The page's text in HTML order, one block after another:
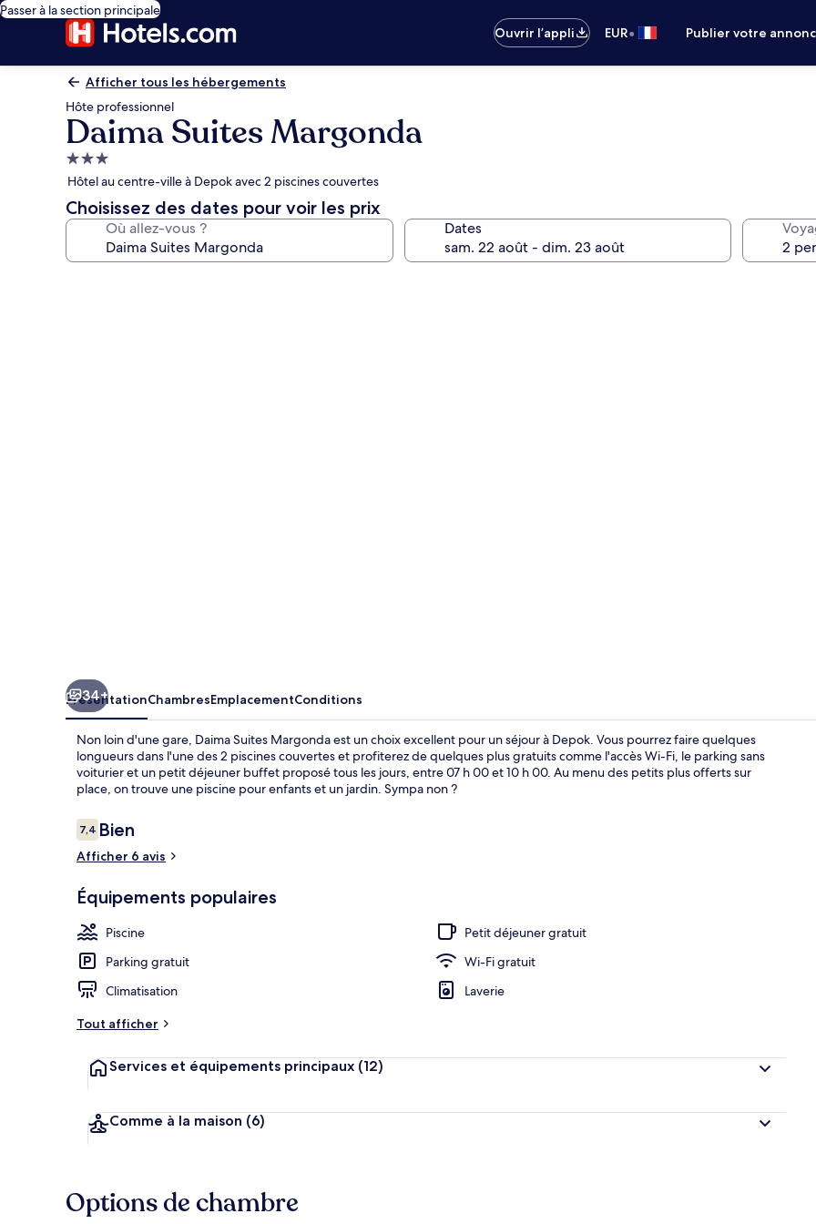
Passer à la section principale
Ouvrir l’appli
EUR• Publier votre
Afficher tous les hébergements
Hôte professionnel
Daima Suites Margonda
Hébergement
3.0 étoiles
Hôtel au centre-ville à Depok avec 2 piscines couvertes
Choisissez des dates pour voir les prix
Où allez-vous ? Dates
34+
PrésentationChambresEmplacementConditions
Non loin d'une gare, Daima Suites Margonda est un choix excellent pour un séjour à Depok. Vous pourrez faire quelques
longueurs dans l'une des 2 piscines couvertes et profiterez de quelques plus gratuits comme l'accès Wi-Fi, le parking sans
voiturier et un petit déjeuner buffet proposé tous les jours, entre 07 h 00 et 10 h 00. Au menu des petits plus offerts sur
place, on trouve une piscine pour enfants et un jardin. Sympa non ?
Avis
voyageurs
7,47,4 sur 10
Bien
Afficher 6 avis
Équipements populaires
Piscine
Petit déjeuner gratuit
Parking gratuit
Wi-Fi gratuit
Climatisation
Laverie
Tout afficher
Services et équipements principaux (12)
Comme à la maison (6)
Options de chambre